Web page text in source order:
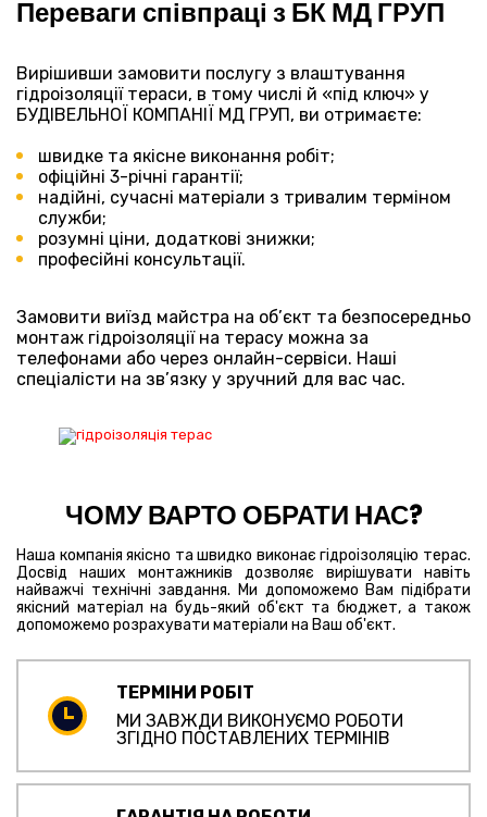
Переваги співпраці з БК МД ГРУП
Вирішивши замовити послугу з влаштування
гідроізоляції тераси, в тому числі й «під ключ» у
БУДІВЕЛЬНОЇ КОМПАНІЇ МД ГРУП, ви отримаєте:
швидке та якісне виконання робіт;
офіційні 3-річні гарантії;
надійні, сучасні матеріали з тривалим терміном
служби;
розумні ціни, додаткові знижки;
професійні консультації.
Замовити виїзд майстра на об’єкт та безпосередньо
монтаж гідроізоляції на терасу можна за
телефонами або через онлайн-сервіси. Наші
спеціалісти на зв’язку у зручний для вас час.
ЧОМУ ВАРТО ОБРАТИ НАС?
Наша компанія якісно та швидко виконає гідроізоляцію терас.
Досвід наших монтажників дозволяє вирішувати навіть
найважчі технічні завдання. Ми допоможемо Вам підібрати
якісний матеріал на будь-який об'єкт та бюджет, а також
допоможемо розрахувати матеріали на Ваш об'єкт.
ТЕРМІНИ РОБІТ
МИ ЗАВЖДИ ВИКОНУЄМО РОБОТИ
ЗГІДНО ПОСТАВЛЕНИХ ТЕРМІНІВ